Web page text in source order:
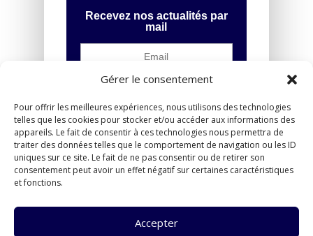
Gérer le consentement
Pour offrir les meilleures expériences, nous utilisons des technologies
telles que les cookies pour stocker et/ou accéder aux informations des
appareils. Le fait de consentir à ces technologies nous permettra de
traiter des données telles que le comportement de navigation ou les ID
uniques sur ce site. Le fait de ne pas consentir ou de retirer son
consentement peut avoir un effet négatif sur certaines caractéristiques
et fonctions.
Accepter
Recevez nos actualités par
mail